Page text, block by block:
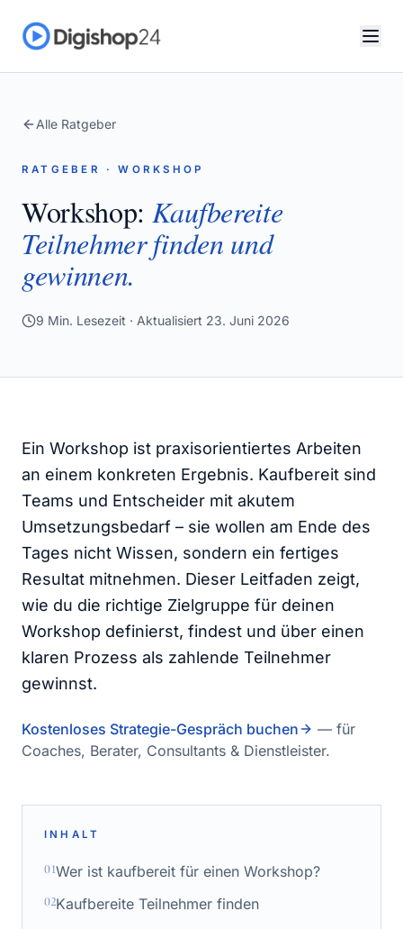
Alle Ratgeber
RATGEBER · WORKSHOP
Workshop: Kaufbereite
Teilnehmer finden und
gewinnen.
9 Min. Lesezeit · Aktualisiert 23. Juni 2026
Ein Workshop ist praxisorientiertes Arbeiten
an einem konkreten Ergebnis. Kaufbereit sind
Teams und Entscheider mit akutem
Umsetzungsbedarf – sie wollen am Ende des
Tages nicht Wissen, sondern ein fertiges
Resultat mitnehmen. Dieser Leitfaden zeigt,
wie du die richtige Zielgruppe für deinen
Workshop definierst, findest und über einen
klaren Prozess als zahlende Teilnehmer
gewinnst.
Kostenloses Strategie-Gespräch buchen
— für
Coaches, Berater, Consultants & Dienstleister.
INHALT
01Wer ist kaufbereit für einen Workshop?
02Kaufbereite Teilnehmer finden